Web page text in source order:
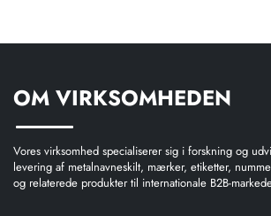
OM VIRKSOMHEDEN
Vores virksomhed specialiserer sig i forskning og
levering af metalnavneskilt, mærker, etiketter,
og relaterede produkter til internationale B2B-